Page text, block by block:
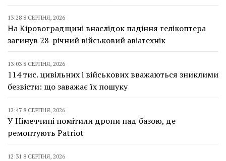
13:28 8 СЕРПНЯ, 2026
На Кіровоградщині внаслідок падіння гелікоптера
загинув 28-річний військовий авіатехнік
13:03 8 СЕРПНЯ, 2026
114 тис. цивільних і військових вважаються зниклими
безвісти: що заважає їх пошуку
12:47 8 СЕРПНЯ, 2026
У Німеччині помітили дрони над базою, де
ремонтують Patriot
12:31 8 СЕРПНЯ, 2026